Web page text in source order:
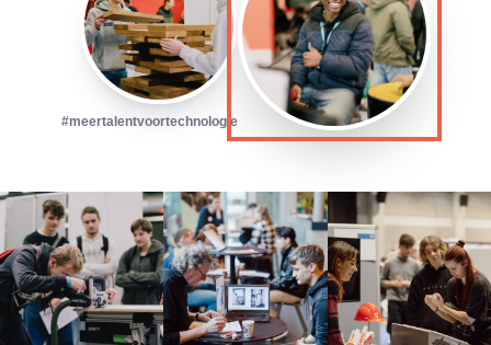
#meertalentvoortechnologie